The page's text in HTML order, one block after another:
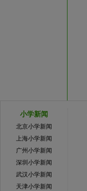
小学新闻
北京小学新闻
上海小学新闻
广州小学新闻
深圳小学新闻
武汉小学新闻
天津小学新闻